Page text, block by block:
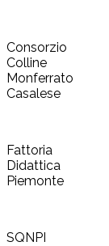
Consorzio
Colline
Monferrato
Casalese
Fattoria
Didattica
Piemonte
SQNPI